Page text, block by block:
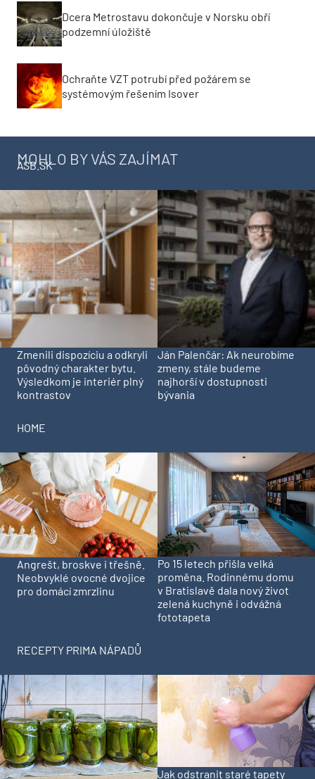
Dcera Metrostavu dokončuje v Norsku obří
podzemní úložiště
Ochraňte VZT potrubí před požárem se
systémovým řešením Isover
MOHLO BY VÁS ZAJÍMAT
ASB.SK
Zmenili dispozíciu a odkryli
pôvodný charakter bytu.
Výsledkom je interiér plný
kontrastov
Ján Palenčár: Ak neurobíme
zmeny, stále budeme
najhorší v dostupnosti
bývania
HOME
Angrešt, broskve i třešně.
Neobvyklé ovocné dvojice
pro domácí zmrzlinu
Po 15 letech přišla velká
proměna. Rodinnému domu
v Bratislavě dala nový život
zelená kuchyně i odvážná
fototapeta
RECEPTY PRIMA NÁPADŮ
Jak odstranit staré tapety